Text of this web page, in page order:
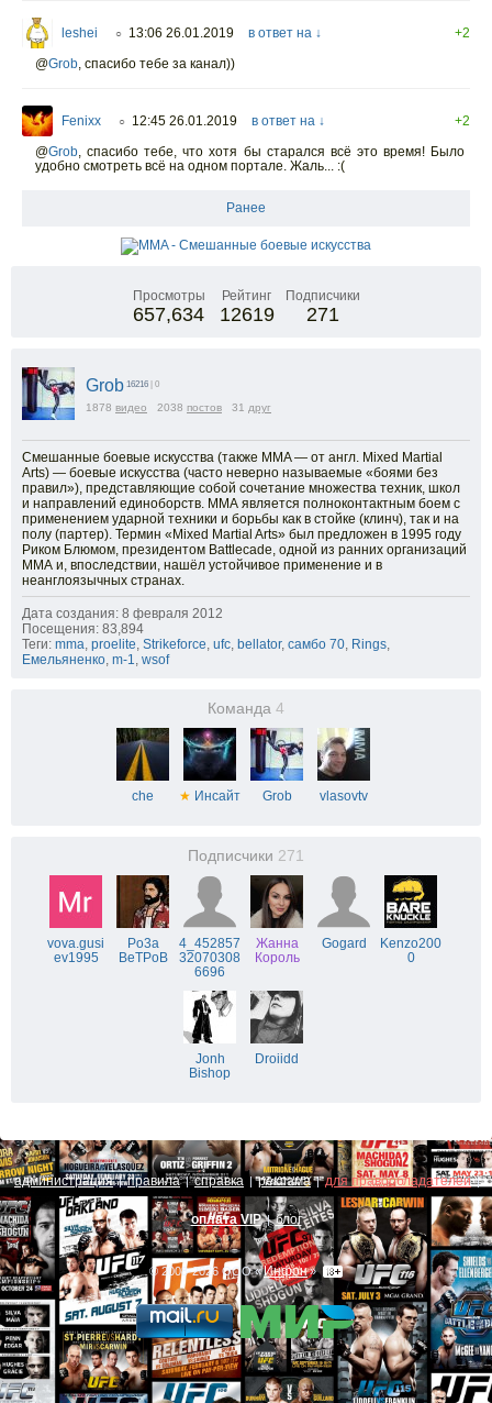
leshei ○ 13:06 26.01.2019 в ответ на ↓
+2
@Grob, спасибо тебе за канал))
Fenixx ○ 12:45 26.01.2019 в ответ на ↓
+2
@Grob, спасибо тебе, что хотя бы старался всё это время! Было
удобно смотреть всё на одном портале. Жаль... :(
Ранее
Просмотры
657,634
Рейтинг
12619
Подписчики
271
Grob 16216 | 0
1878 видео 2038 постов 31 друг
Смешанные боевые искусства (также MMA — от англ. Mixed Martial
Arts) — боевые искусства (часто неверно называемые «боями без
правил»), представляющие собой сочетание множества техник, школ
и направлений единоборств. ММА является полноконтактным боем с
применением ударной техники и борьбы как в стойке (клинч), так и на
полу (партер). Термин «Mixed Martial Arts» был предложен в 1995 году
Риком Блюмом, президентом Battlecade, одной из ранних организаций
ММА и, впоследствии, нашёл устойчивое применение и в
неанглоязычных странах.
Дата создания: 8 февраля 2012
Посещения: 83,894
Теги: mma, proelite, Strikeforce, ufc, bellator, самбо 70, Rings,
Емельяненко, m-1, wsof
Команда 4
che ★ Инсайт Grob vlasovtv
Подписчики 271
vova.gusi
ev1995
Po3a
BeTPoB
4_452857
32070308
6696
Жанна
Король
Gogard
Kenzo200
0
Jonh
Bishop
Droiidd
администрация|правила|справка |реклама|для правообладателей|
оплата VIP|блог
© 2008-2026 ООО «Инфон»